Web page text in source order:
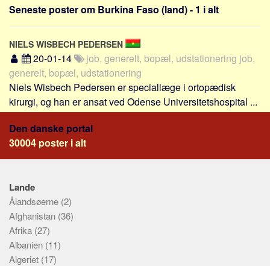
Sverige
Norge
Thailand
Italien
Grækenland
USA
Nøgleord
Bolig
Virksomhed
Investering
Pension og opsparing
Forbrug
Seneste poster om Burkina Faso (land) - 1 i alt
NIELS WISBECH PEDERSEN
20-01-14
job, generelt, bopæl, udstationering job,
generelt, bopæl, udstationering
Niels Wisbech Pedersen er speciallæge i ortopædisk
kirurgi, og han er ansat ved Odense Universitetshospital ...
Den danske portal
30004 poster i alt
Lande
Ålandsøerne (2)
Afghanistan (36)
Afrika (27)
Albanien (11)
Algeriet (17)